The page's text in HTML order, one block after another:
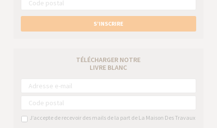
S’INSCRIRE
TÉLÉCHARGER NOTRE
LIVRE BLANC
J’accepte de recevoir des mails de la part de La Maison Des Travaux